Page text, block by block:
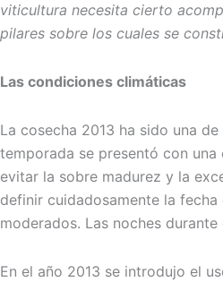
viticultura necesita cierto
pilares sobre los cuales se
Las condiciones climáticas
La cosecha 2013 ha sido una
temporada se presentó con
evitar la sobre madurez y la
definir cuidadosamente la
moderados. Las noches
En el año 2013 se introdujo el